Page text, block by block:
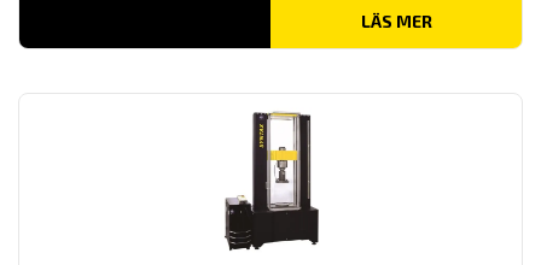
LÄS MER